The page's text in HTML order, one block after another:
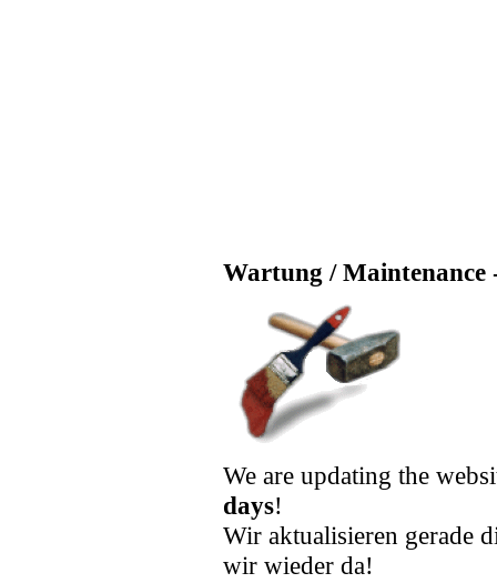
Wartung / Maintenance
We are updating the
days!
Wir aktualisieren gerade
wir wieder da!